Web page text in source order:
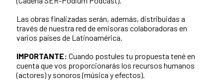
Las obras finalizadas serán, además, distribuidas a
través de nuestra red de emisoras colaboradoras en
varios países de Latinoamérica.
IMPORTANTE: Cuando postules tu propuesta tené en
cuenta que vos proporcionarás los recursos humanos
(actores) y sonoros (música y efectos).